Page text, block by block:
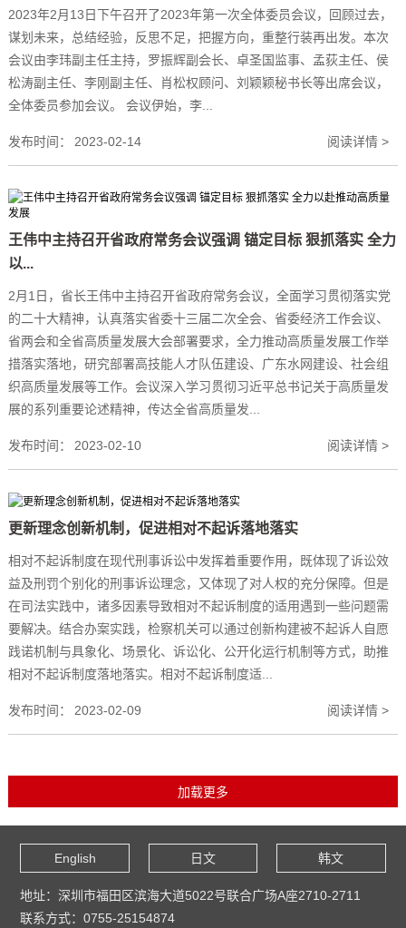
2023年2月13日下午召开了2023年第一次全体委员会议，回顾过去，
谋划未来，总结经验，反思不足，把握方向，重整行装再出发。本次
会议由李玮副主任主持，罗振辉副会长、卓圣国监事、孟荻主任、侯
松涛副主任、李刚副主任、肖松权顾问、刘颖颖秘书长等出席会议，
全体委员参加会议。 会议伊始，李...
发布时间： 2023-02-14 阅读详情 >
王伟中主持召开省政府常务会议强调 锚定目标 狠抓落实 全力
以...
2月1日，省长王伟中主持召开省政府常务会议，全面学习贯彻落实党
的二十大精神，认真落实省委十三届二次全会、省委经济工作会议、
省两会和全省高质量发展大会部署要求，全力推动高质量发展工作举
措落实落地，研究部署高技能人才队伍建设、广东水网建设、社会组
织高质量发展等工作。会议深入学习贯彻习近平总书记关于高质量发
展的系列重要论述精神，传达全省高质量发...
发布时间： 2023-02-10 阅读详情 >
更新理念创新机制，促进相对不起诉落地落实
相对不起诉制度在现代刑事诉讼中发挥着重要作用，既体现了诉讼效
益及刑罚个别化的刑事诉讼理念，又体现了对人权的充分保障。但是
在司法实践中，诸多因素导致相对不起诉制度的适用遇到一些问题需
要解决。结合办案实践，检察机关可以通过创新构建被不起诉人自愿
践诺机制与具象化、场景化、诉讼化、公开化运行机制等方式，助推
相对不起诉制度落地落实。相对不起诉制度适...
发布时间： 2023-02-09 阅读详情 >
English 日文 韩文
地址：深圳市福田区滨海大道5022号联合广场A座2710-2711
联系方式：0755-25154874